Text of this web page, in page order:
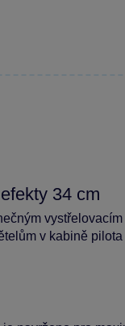
34 cm
v kabině